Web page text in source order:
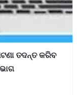
ତଦନ୍ତ କରିବ